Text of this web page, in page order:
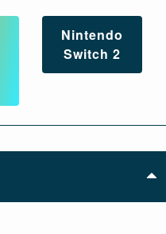
Nintendo
Switch 2